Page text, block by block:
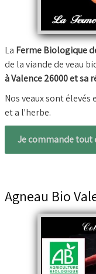
La Ferme Biologique
de la viande de veau
à Valence 26000 et sa
Nos veaux sont
et a l'herbe.
Je commande tout
Agneau Bio